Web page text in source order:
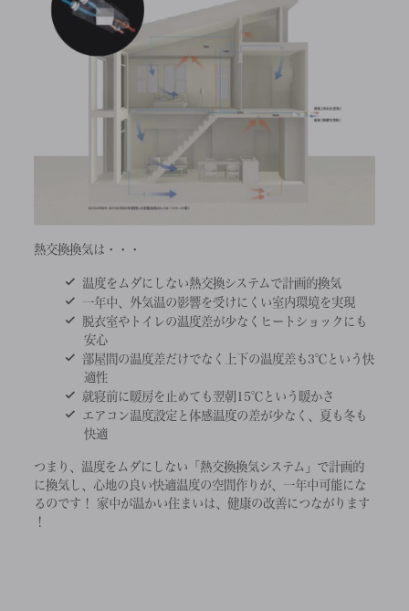
熱交換換気は・・・
温度をムダにしない熱交換システムで計画的換気
一年中、外気温の影響を受けにくい室内環境を実現
脱衣室やトイレの温度差が少なくヒートショックにも
安心
部屋間の温度差だけでなく上下の温度差も3℃という快
適性
就寝前に暖房を止めても翌朝15℃という暖かさ
エアコン温度設定と体感温度の差が少なく、夏も冬も
快適
つまり、温度をムダにしない「熱交換換気システム」で計画的
に換気し、心地の良い快適温度の空間作りが、一年中可能にな
るのです！ 家中が温かい住まいは、健康の改善につながります
！